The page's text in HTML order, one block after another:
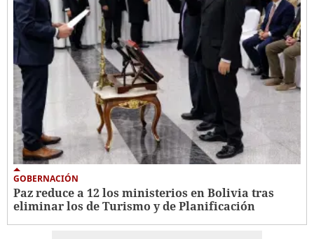
GOBERNACIÓN
Paz reduce a 12 los ministerios en Bolivia tras
eliminar los de Turismo y de Planificación